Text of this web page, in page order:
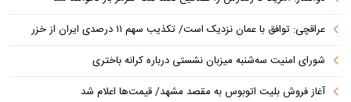
عراقچی: توافق با عمان نزدیک است/ تکذیب سهم ۱۱ درصدی ایران از خزر
شورای امنیت سه‌شنبه میزبان نشستی درباره کرانه باختری
آغاز فروش بلیت اتوبوس به مقصد مشهد/ قیمت‌ها اعلام شد